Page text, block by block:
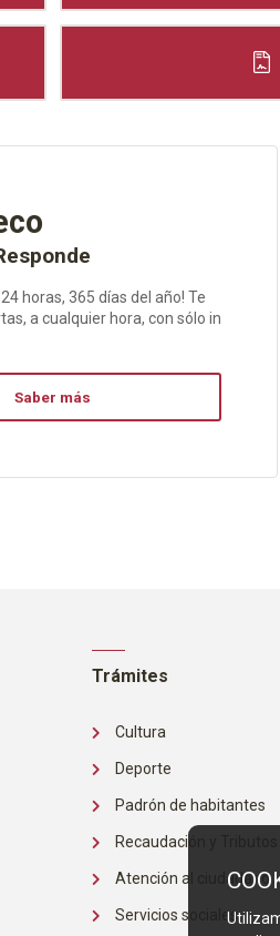
horas, 365 días del año! Te
a cualquier hora, con sólo in
Saber más
Trámites
Cultura
Deporte
Padrón de habitantes
Recaudación y Tributos
Atención al ciudadano
Servicios sociales